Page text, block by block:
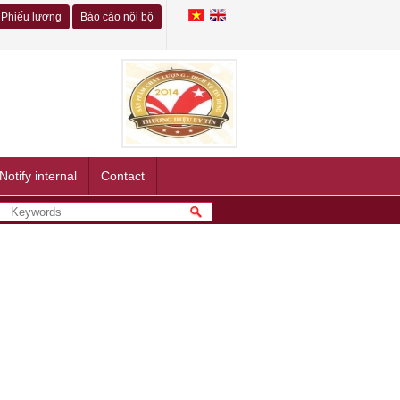
Phiếu lương Báo cáo nội bộ
Notify internal Contact